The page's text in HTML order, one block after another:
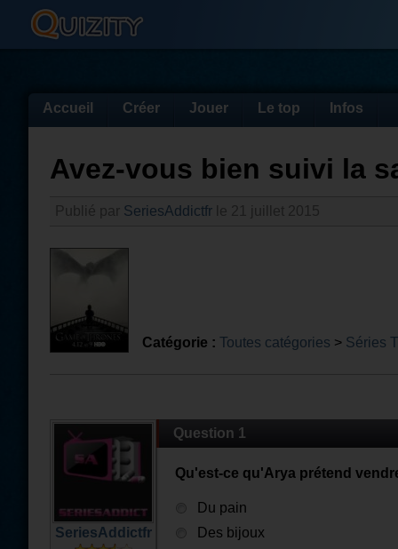
Accueil Créer Jouer Le top Infos
Avez-vous bien suivi la
SeriesAddictfr
Catégorie : Toutes catégories > Séries
SeriesAddictfr
Question 1
Qu'est-ce qu'Arya prétend
Du pain
Des bijoux